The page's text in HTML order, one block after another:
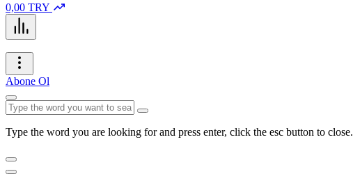
0,00 TRY
Abone Ol
Type the word you are looking for and press enter, click the esc button to close.